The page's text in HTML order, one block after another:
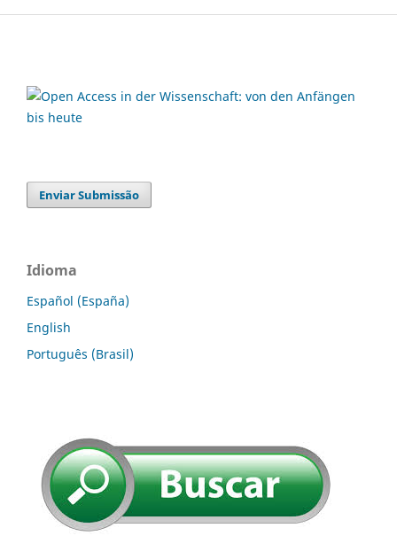
Enviar Submissão
Idioma
Español (España)
English
Português (Brasil)